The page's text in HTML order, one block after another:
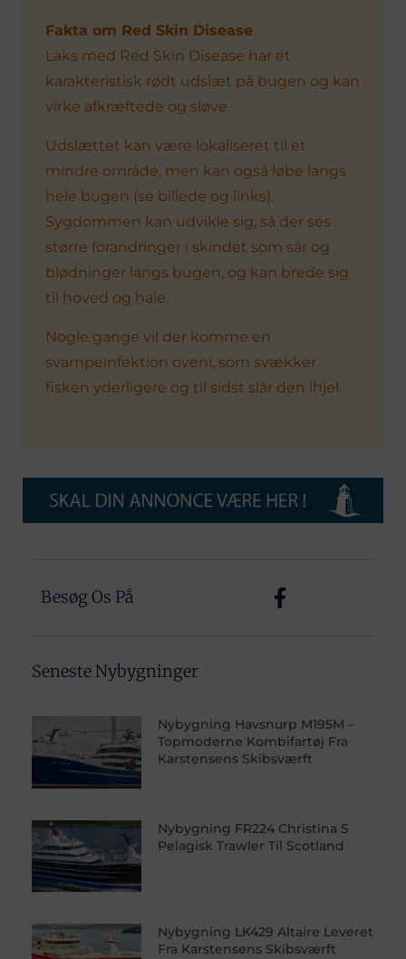
Fakta om Red Skin Disease
Laks med Red Skin Disease har et
karakteristisk rødt udslæt på bugen og kan
virke afkræftede og sløve.
Udslættet kan være lokaliseret til et
mindre område, men kan også løbe langs
hele bugen (se billede og links).
Sygdommen kan udvikle sig, så der ses
større forandringer i skindet som sår og
blødninger langs bugen, og kan brede sig
til hoved og hale.
Nogle gange vil der komme en
svampeinfektion oveni, som svækker
fisken yderligere og til sidst slår den ihjel.
Besøg Os På
Seneste Nybygninger
Nybygning Havsnurp M195M –
Topmoderne Kombifartøj Fra
Karstensens Skibsværft
Nybygning FR224 Christina S
Pelagisk Trawler Til Scotland
Nybygning LK429 Altaire Leveret
Fra Karstensens Skibsværft